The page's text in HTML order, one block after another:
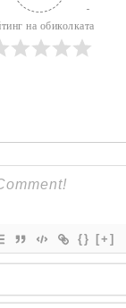
на обиколката
{} [+]